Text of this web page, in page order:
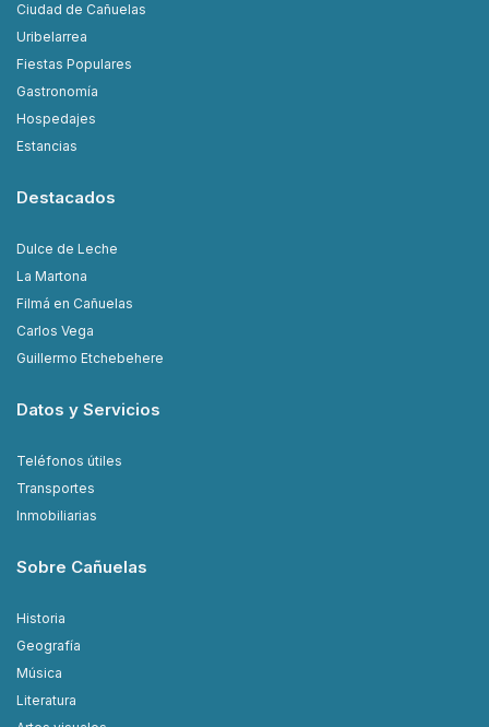
Ciudad de Cañuelas
Uribelarrea
Fiestas Populares
Gastronomía
Hospedajes
Estancias
Destacados
Dulce de Leche
La Martona
Filmá en Cañuelas
Carlos Vega
Guillermo Etchebehere
Datos y Servicios
Teléfonos útiles
Transportes
Inmobiliarias
Sobre Cañuelas
Historia
Geografía
Música
Literatura